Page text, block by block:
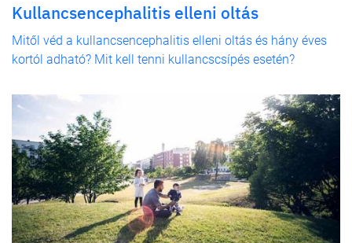
Kullancsencephalitis elleni oltás
Mitől véd a kullancsencephalitis elleni oltás és hány éves
kortól adható? Mit kell tenni kullancscsípés esetén?